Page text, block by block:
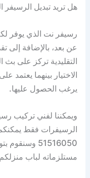
هل تريد تبديل الرسيفر
رسيفر نت الذي يوفر
عن بعد، بالإضافة إلى
التقليدية تركز على بث
الاختيار بينهما يعتمد
يرغب الحصول عليها.
ويمكننا لفني تركيب
الرسيفرات فقط
51516050
مستلزماته لباب